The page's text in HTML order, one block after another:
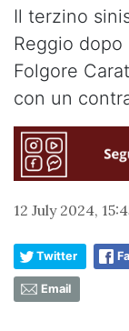
Il terzino
Reggio
Folgore
con un
12 July 2024,
Twitter
Email